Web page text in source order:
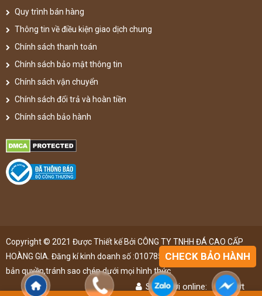
Quy trình bán hàng
Thông tin về điều kiện giao dịch chung
Chính sách thanh toán
Chính sách bảo mật thông tin
Chính sách vận chuyển
Chính sách đổi trả và hoàn tiền
Chính sách bảo hành
Copyright © 2021 Được Thiết kế Bởi CÔNG TY TNHH ĐÁ CAO CẤP
HOÀNG GIA. Đăng kí kinh doanh số :0107851148 ,đã được đăng kí
bản quyền,tránh sao chép dưới mọi hình thức
Số người online: 48 lượt
CHECK BẢO HÀNH